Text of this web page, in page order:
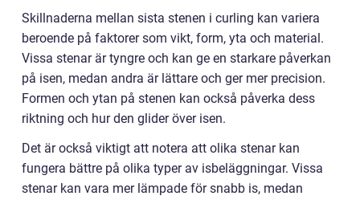
Skillnaderna mellan sista stenen i curling kan variera
beroende på faktorer som vikt, form, yta och material.
Vissa stenar är tyngre och kan ge en starkare påverkan
på isen, medan andra är lättare och ger mer precision.
Formen och ytan på stenen kan också påverka dess
riktning och hur den glider över isen.
Det är också viktigt att notera att olika stenar kan
fungera bättre på olika typer av isbeläggningar. Vissa
stenar kan vara mer lämpade för snabb is, medan